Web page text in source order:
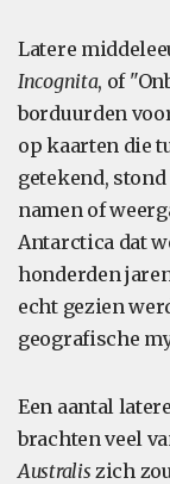
Latere
Incognita, of
borduurden
op kaarten die
getekend, stond
namen of
Antarctica dat
honderden
echt gezien
geografische
Een aantal
brachten veel
Australis zich